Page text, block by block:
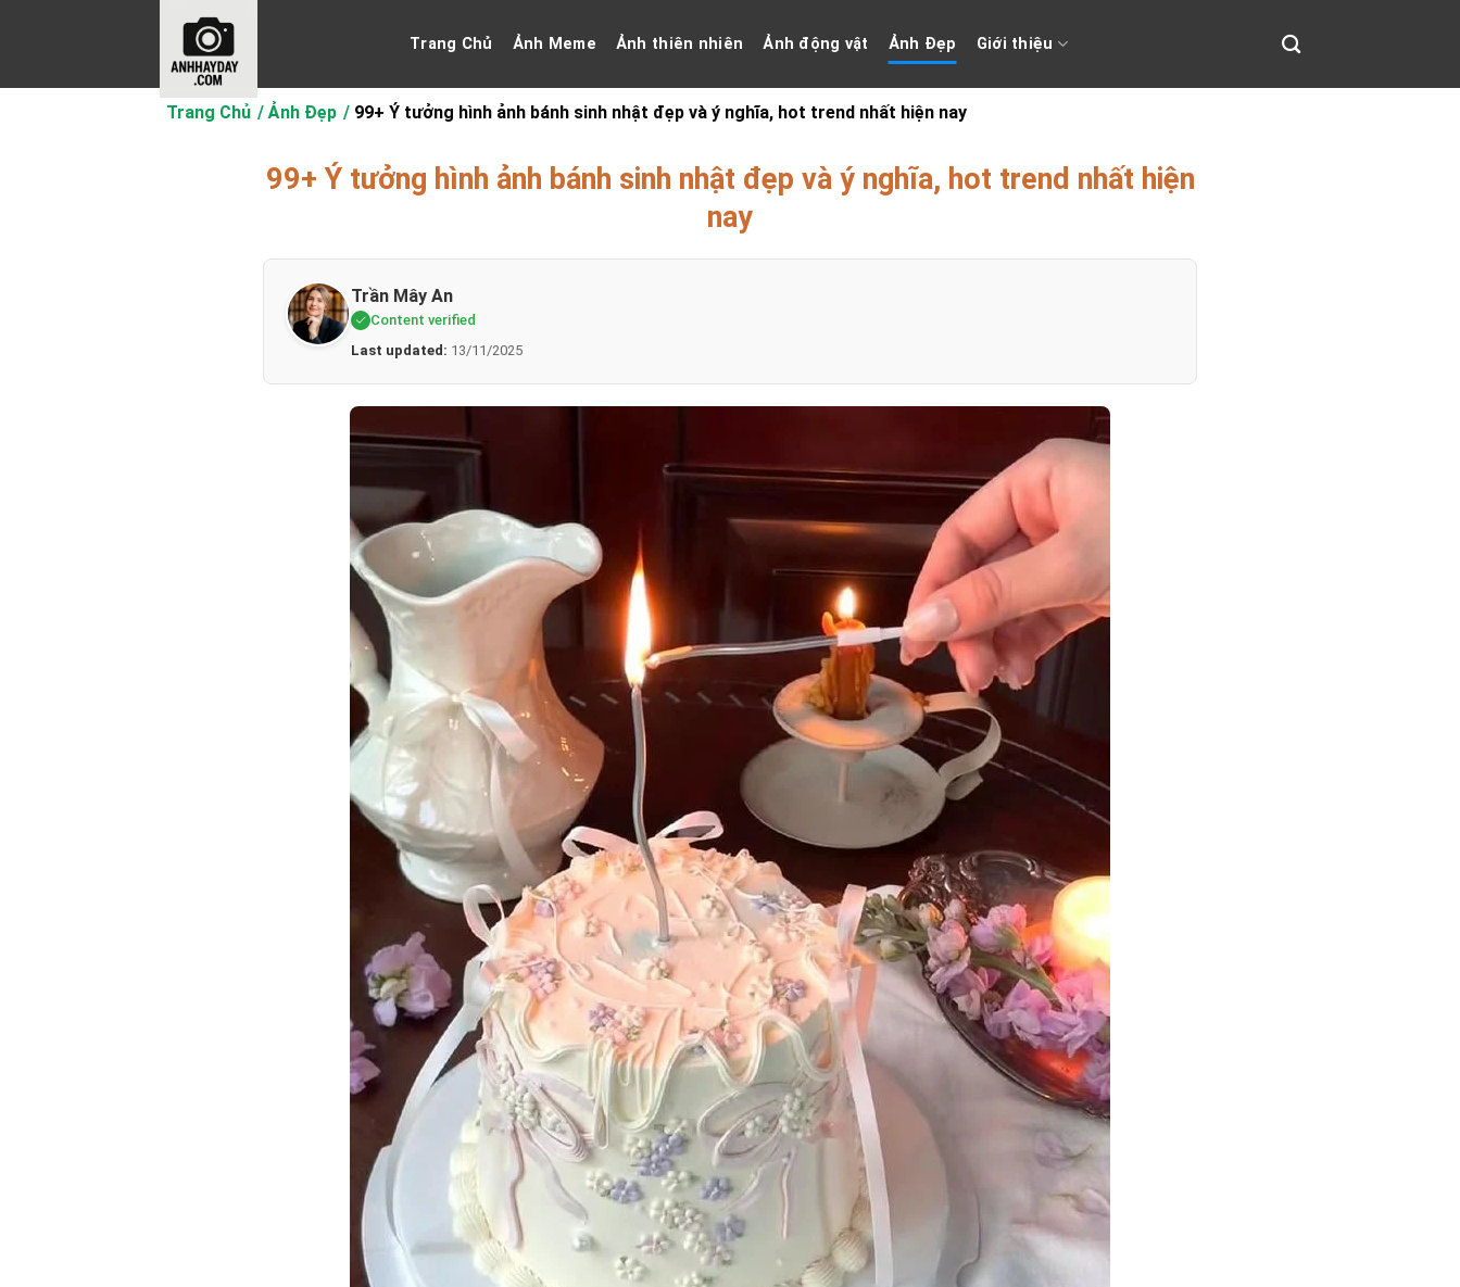
dung
Trang Chủ Ảnh Meme Ảnh thiên nhiên Ảnh động vật Ảnh Đẹp Giới thiệu
Trang Chủ Ảnh Đẹp 99+ Ý tưởng hình ảnh bánh sinh nhật đẹp và ý nghĩa, hot trend nhất hiện nay
99+ Ý tưởng hình ảnh bánh sinh nhật đẹp và ý nghĩa, hot trend nhất hiện
nay
Trần Mây An
Content verified
Last updated: 13/11/2025